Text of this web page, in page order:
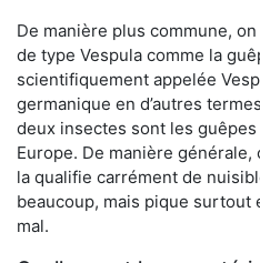
De manière plus commune,
de type Vespula comme la
scientifiquement appelée
germanique en d’autres
deux insectes sont les
Europe. De manière générale,
la qualifie carrément de
beaucoup, mais pique surtout
mal.